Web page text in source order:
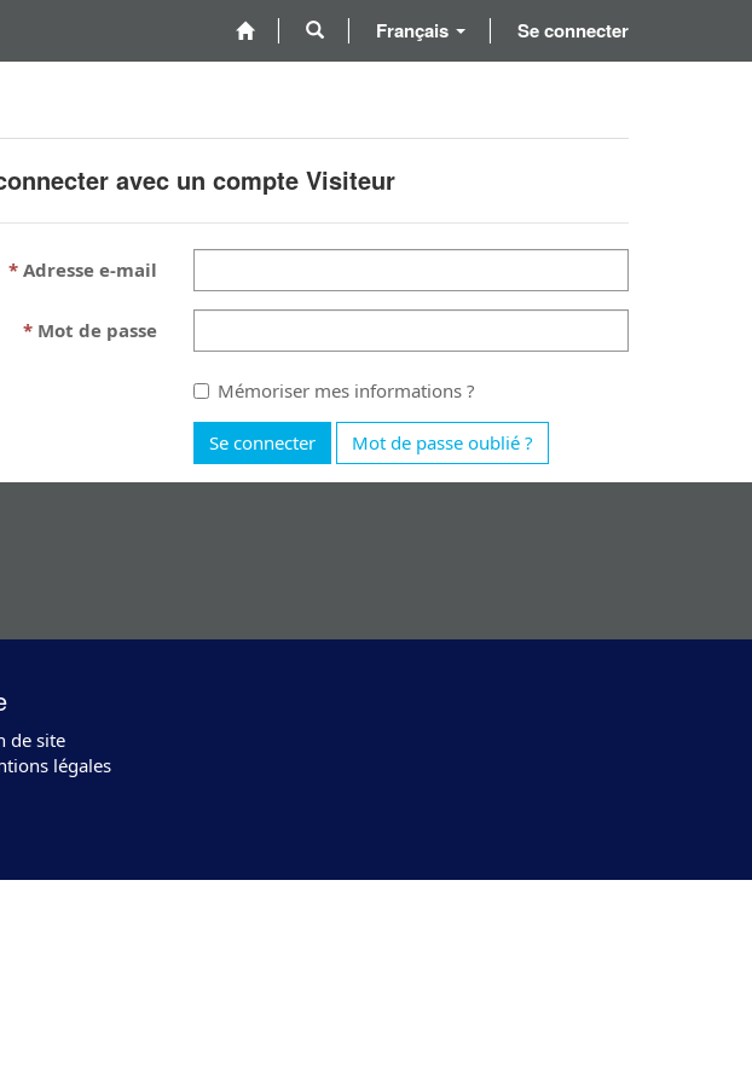
Français Se connecter
avec un compte Visiteur
Adresse e-mail
Mot de passe
Mémoriser mes informations ?
Se connecter Mot de passe oublié ?
de site
légales